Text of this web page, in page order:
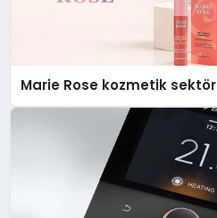
Marie Rose kozmetik